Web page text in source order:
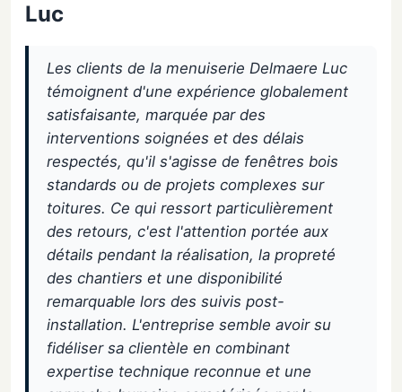
Luc
Les clients de la menuiserie Delmaere Luc
témoignent d'une expérience globalement
satisfaisante, marquée par des
interventions soignées et des délais
respectés, qu'il s'agisse de fenêtres bois
standards ou de projets complexes sur
toitures. Ce qui ressort particulièrement
des retours, c'est l'attention portée aux
détails pendant la réalisation, la propreté
des chantiers et une disponibilité
remarquable lors des suivis post-
installation. L'entreprise semble avoir su
fidéliser sa clientèle en combinant
expertise technique reconnue et une